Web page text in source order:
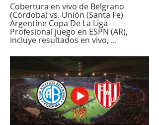
Cobertura en vivo de Belgrano
(Córdoba) vs. Unión (Santa Fe)
Argentine Copa De La Liga
Profesional juego en ESPN (AR),
incluye resultados en vivo, ...